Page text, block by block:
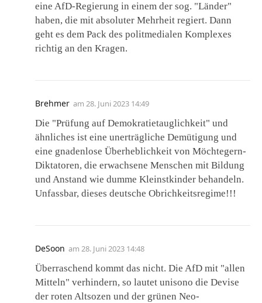
eine AfD-Regierung in einem der sog. "Länder"
haben, die mit absoluter Mehrheit regiert. Dann
geht es dem Pack des politmedialen Komplexes
richtig an den Kragen.
Brehmer am 28. Juni 2023 14:49
Die "Prüfung auf Demokratietauglichkeit" und
ähnliches ist eine unerträgliche Demütigung und
eine gnadenlose Überheblichkeit von Möchtegern-
Diktatoren, die erwachsene Menschen mit Bildung
und Anstand wie dumme Kleinstkinder behandeln.
Unfassbar, dieses deutsche Obrichkeitsregime!!!
DeSoon am 28. Juni 2023 14:48
Überraschend kommt das nicht. Die AfD mit "allen
Mitteln" verhindern, so lautet unisono die Devise
der roten Altsozen und der grünen Neo-